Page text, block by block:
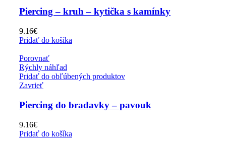
Piercing – kruh – kytička s kamínky
9.16€
Pridať do košíka
Porovnať
Rýchly náhľad
Pridať do obľúbených produktov
Zavrieť
Piercing do bradavky – pavouk
9.16€
Pridať do košíka